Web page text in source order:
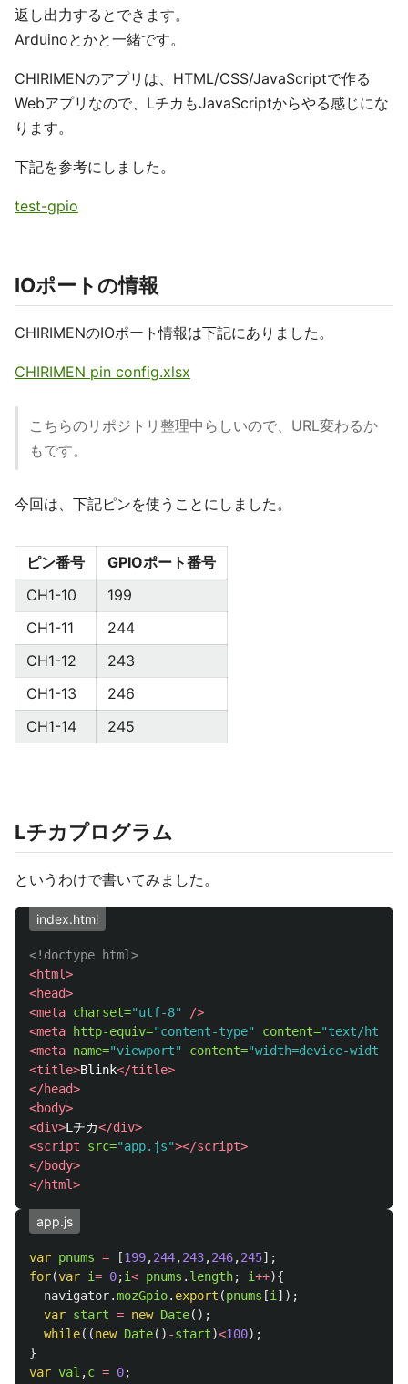
返し出力するとできます。
Arduinoとかと一緒です。
CHIRIMENのアプリは、HTML/CSS/JavaScriptで作る
Webアプリなので、LチカもJavaScriptからやる感じにな
ります。
下記を参考にしました。
test-gpio
IOポートの情報
CHIRIMENのIOポート情報は下記にありました。
CHIRIMEN pin config.xlsx
こちらのリポジトリ整理中らしいので、URL変わるか
もです。
今回は、下記ピンを使うことにしました。
ピン番号
GPIOポート番号
CH1-10
199
CH1-11
244
CH1-12
243
CH1-13
246
CH1-14
245
Lチカプログラム
というわけで書いてみました。
index.html
<!doctype html>
<html>
<head>
<meta charset="utf-8"
/>
<meta
http-equiv="content-type" content="text/html;
<meta name="viewport" content="width=device-
<title>Blink</title>
</head>
<body>
<div>Lチカ</div>
<script src="app.js"></script>
</body>
</html>
app.js
var pnums = [199,244,243,246,245];
for(var i= 0;i< pnums . length; i++){
navigator.mozGpio. export (pnums [i ]);
var start = new Date();
while((new Date() -start)<100);
}
var val ,c = 0;